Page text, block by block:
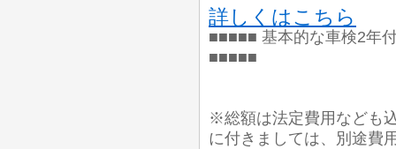
詳しくはこちら
■■■■■ 基本的な車検2年
■■■■■
※総額は法定費用なども
に付きましては、別途費